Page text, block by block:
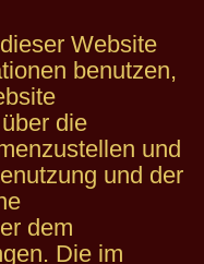
Website
benutzen,
die
und
und der
dem
Die im